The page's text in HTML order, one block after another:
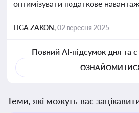
оптимізувати податкове
LIGA ZAKON,02 вересня 2025
Повний AI-підсумок дня та
Теми, які можуть вас